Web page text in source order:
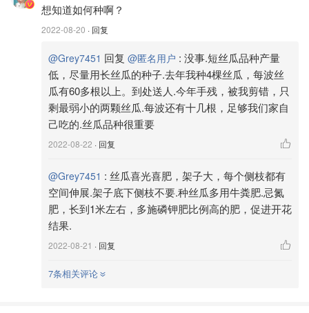
想知道如何种啊？
2022-08-20 · 回复
@Grey7451 回复 @匿名用户 : 没事.短丝瓜品种产量
低，尽量用长丝瓜的种子.去年我种4棵丝瓜，每波丝
瓜有60多根以上。到处送人.今年手残，被我剪错，只
剩最弱小的两颗丝瓜.每波还有十几根，足够我们家自
己吃的.丝瓜品种很重要
2022-08-22 · 回复
@Grey7451 : 丝瓜喜光喜肥，架子大，每个侧枝都有
空间伸展.架子底下侧枝不要.种丝瓜多用牛粪肥.忌氮
肥，长到1米左右，多施磷钾肥比例高的肥，促进开花
结果.
2022-08-21 · 回复
7条相关评论